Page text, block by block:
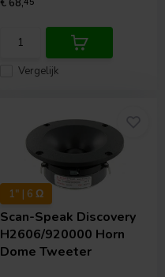
Vergelijk
1" | 6 Ω
Scan-Speak Discovery
H2606/920000 Horn
Dome Tweeter